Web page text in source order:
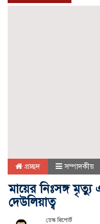
প্রচ্ছদ সম্পাদকীয়
মায়ের নিঃসঙ্গ
দেউলিয়াত্ব
ডেস্ক রিপোর্ট